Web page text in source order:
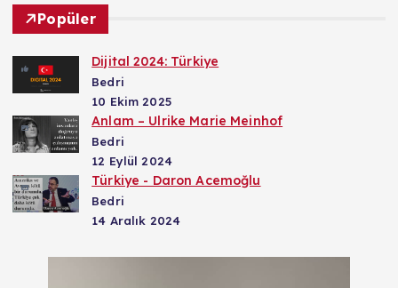
Popüler
Dijital 2024: Türkiye
Bedri
10 Ekim 2025
Anlam – Ulrike Marie Meinhof
Bedri
12 Eylül 2024
Türkiye - Daron Acemoğlu
Bedri
14 Aralık 2024